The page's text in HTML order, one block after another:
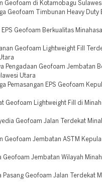
Geofoam di Kotamobagu
Geofoam Timbunan Heavy Duty
Geofoam Berkualitas
Geofoam Lightweight Fill
Pengadaan Geofoam Jembatan
Utara
Pemasangan EPS Geofoam
Geofoam Lightweight Fill di
Geofoam Jalan Terdekat
Geofoam Jembatan ASTM
Geofoam Jembatan Wilayah
Geofoam Jalan Terdekat